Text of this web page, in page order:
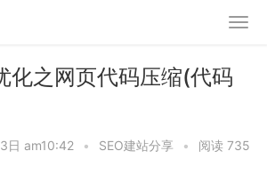
之网页代码压缩(代码
日 am10:42 • SEO建站分享 • 阅读 735